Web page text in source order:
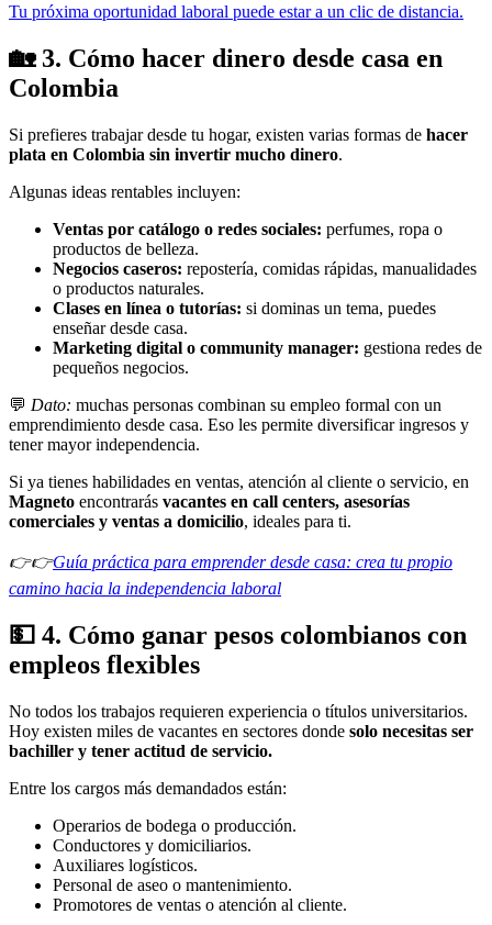
Tu próxima oportunidad laboral puede estar a un clic de distancia.
🏡 3. Cómo hacer dinero desde casa en
Colombia
Si prefieres trabajar desde tu hogar, existen varias formas de hacer
plata en Colombia sin invertir mucho dinero.
Algunas ideas rentables incluyen:
Ventas por catálogo o redes sociales: perfumes, ropa o
productos de belleza.
Negocios caseros: repostería, comidas rápidas, manualidades
o productos naturales.
Clases en línea o tutorías: si dominas un tema, puedes
enseñar desde casa.
Marketing digital o community manager: gestiona redes de
pequeños negocios.
💬 Dato: muchas personas combinan su empleo formal con un
emprendimiento desde casa. Eso les permite diversificar ingresos y
tener mayor independencia.
Si ya tienes habilidades en ventas, atención al cliente o servicio, en
Magneto encontrarás vacantes en call centers, asesorías
comerciales y ventas a domicilio, ideales para ti.
👉👉Guía práctica para emprender desde casa: crea tu propio
camino hacia la independencia laboral
💵 4. Cómo ganar pesos colombianos con
empleos flexibles
No todos los trabajos requieren experiencia o títulos universitarios.
Hoy existen miles de vacantes en sectores donde solo necesitas ser
bachiller y tener actitud de servicio.
Entre los cargos más demandados están:
Operarios de bodega o producción.
Conductores y domiciliarios.
Auxiliares logísticos.
Personal de aseo o mantenimiento.
Promotores de ventas o atención al cliente.